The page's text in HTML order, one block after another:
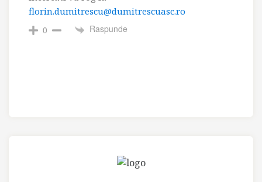
florin.dumitrescu@dumitrescuasc.ro
0
Raspunde